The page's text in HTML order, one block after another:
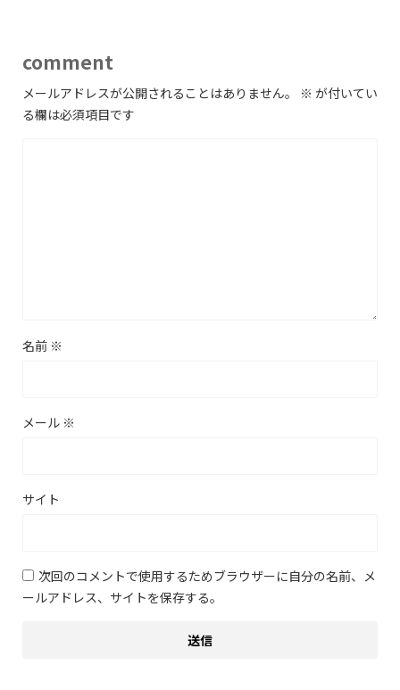
comment
メールアドレスが公開されることはありません。 ※ が付いてい
る欄は必須項目です
名前 ※
メール ※
サイト
次回のコメントで使用するためブラウザーに自分の名前、メ
ールアドレス、サイトを保存する。